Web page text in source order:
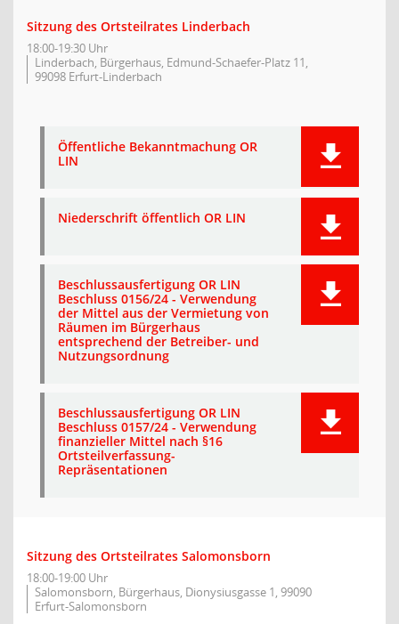
Sitzung des Ortsteilrates Linderbach
18:00-19:30 Uhr
Linderbach, Bürgerhaus, Edmund-Schaefer-Platz 11,
99098 Erfurt-Linderbach
Öffentliche Bekanntmachung OR
LIN
Niederschrift öffentlich OR LIN
Beschlussausfertigung OR LIN
Beschluss 0156/24 - Verwendung
der Mittel aus der Vermietung von
Räumen im Bürgerhaus
entsprechend der Betreiber- und
Nutzungsordnung
Beschlussausfertigung OR LIN
Beschluss 0157/24 - Verwendung
finanzieller Mittel nach §16
Ortsteilverfassung-
Repräsentationen
Sitzung des Ortsteilrates Salomonsborn
18:00-19:00 Uhr
Salomonsborn, Bürgerhaus, Dionysiusgasse 1, 99090
Erfurt-Salomonsborn